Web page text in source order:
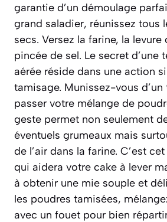
garantie d’un démoulage
grand saladier, réunissez tous
secs. Versez la farine, la
pincée de sel. Le secret d’une
aérée réside dans une action
tamisage. Munissez-vous
passer votre mélange de
geste permet non seulement
éventuels grumeaux mais
de l’air dans la farine. C’est
qui aidera votre cake à lever
à obtenir une mie souple et
les poudres tamisées,
avec un fouet pour bien